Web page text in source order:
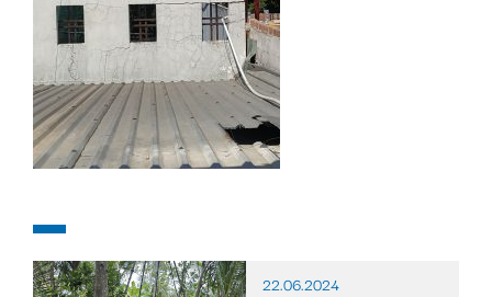
22.06.2024